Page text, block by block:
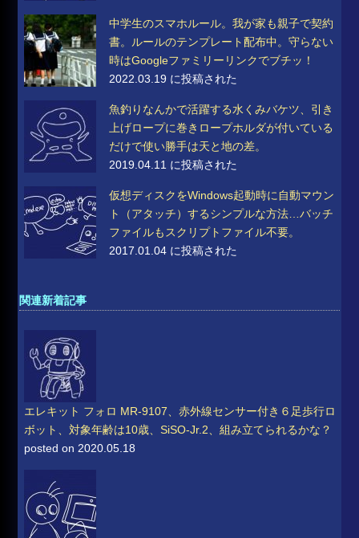
中学生のスマホルール。我が家も親子で契約
書。ルールのテンプレート配布中。守らない
時はGoogleファミリーリンクでブチッ！
2022.03.19 に投稿された
魚釣りなんかで活躍する水くみバケツ、引き
上げロープに巻きロープホルダが付いている
だけで使い勝手は天と地の差。
2019.04.11 に投稿された
仮想ディスクをWindows起動時に自動マウン
ト（アタッチ）するシンプルな方法…バッチ
ファイルもスクリプトファイル不要。
2017.01.04 に投稿された
関連新着記事
エレキット フォロ MR-9107、赤外線センサー付き６足歩行ロ
ボット、対象年齢は10歳、SiSO-Jr.2、組み立てられるかな？
posted on 2020.05.18